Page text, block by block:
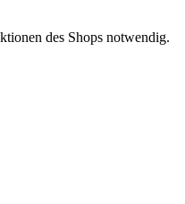
des Shops notwendig.